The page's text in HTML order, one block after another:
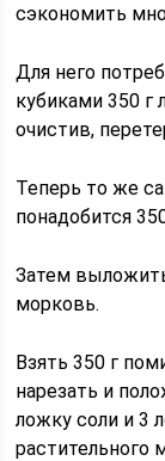
сэкономить
Для него
кубиками 350 г
очистив,
Теперь то же
понадобится
Затем
морковь.
Взять 350 г
нарезать и
ложку соли и 3
растительного